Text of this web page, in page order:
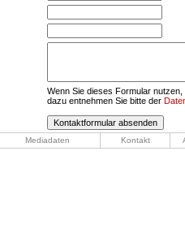
Wenn Sie dieses Formular
dazu entnehmen Sie bitte der
Mediadaten Kontakt